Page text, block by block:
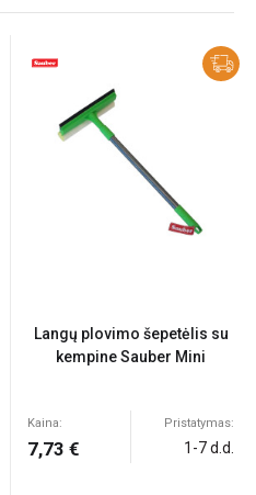
Langų plovimo šepetėlis su
kempine Sauber Mini
Kaina:
7,73 €
Pristatymas:
1-7 d.d.